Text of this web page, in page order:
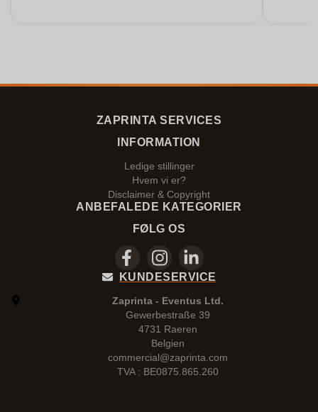
ZAPRINTA SERVICES
INFORMATION
Ledige stillinger
Hvem vi er?
Disclaimer & Copyright
ANBEFALEDE KATEGORIER
FØLG OS
KUNDESERVICE
Zaprinta - Eventus Ltd.
Gewerbestraße 39
4731 Raeren
Belgien
commercial@zaprinta.com
TVA : BE0875.865.260